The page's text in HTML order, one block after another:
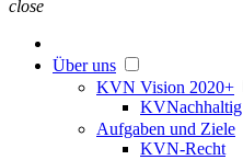
close
Über uns
KVN Vision 2020+
KVNachhaltig
Aufgaben und Ziele
KVN-Recht